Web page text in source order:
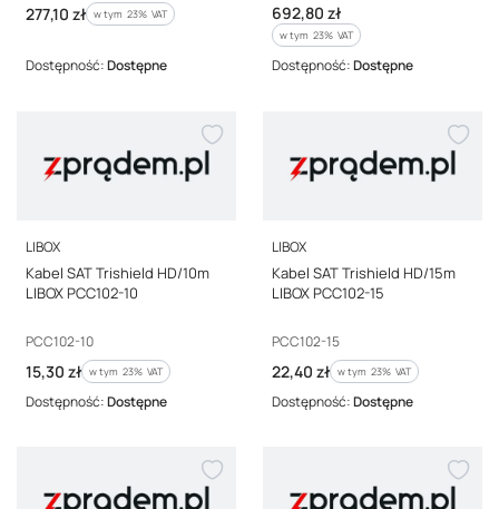
Cena brutto
277,10 zł w tym %s VAT
w tym 23% VAT
Dostępność:Dostępne
Cena brutto
692,80 zł
w tym %s VAT
w tym 23% VAT
Dostępność:Dostępne
PRODUCENT
LIBOX
Kabel SAT Trishield HD/10m
LIBOX PCC102-10
Kod producenta
PCC102-10
Cena brutto
15,30 zł w tym %s VAT
w tym 23% VAT
Dostępność:Dostępne
PRODUCENT
LIBOX
Kabel SAT Trishield HD/15m
LIBOX PCC102-15
Kod producenta
PCC102-15
Cena brutto
22,40 zł w tym %s VAT
w tym 23% VAT
Dostępność:Dostępne